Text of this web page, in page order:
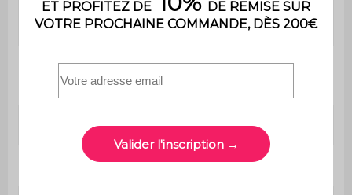
Garnissage assise
Mousse polyuréthane
(30kg/m3)
Profondeur
d'assise
Confort de l'assise Equilibré
Convertible Non